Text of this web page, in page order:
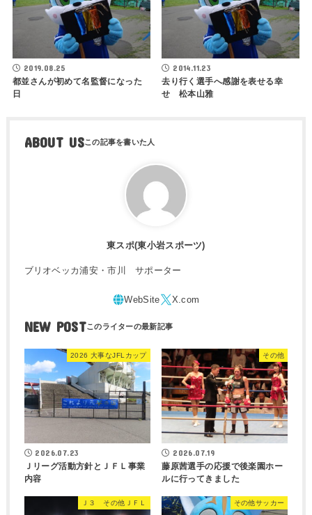
2019.08.25
都並さんが初めて名監督になった
日
2014.11.23
去り行く選手へ感謝を表せる幸
せ 松本山雅
ABOUT US
東スポ(東小岩スポーツ)
ブリオベッカ浦安・市川 サポーター
NEW POST
2026 大事なJFLカップ
2026.07.23
Ｊリーグ活動方針とＪＦＬ事業
内容
その他
2026.07.19
藤原茜選手の応援で後楽園ホー
ルに行ってきました
Ｊ３ その他ＪＦＬ その他サッカー